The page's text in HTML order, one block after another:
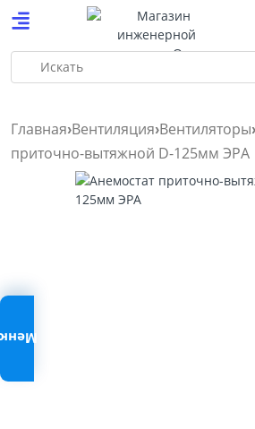
Искать
Главная Вентиляция Вентиляторы
приточно-вытяжной D-125мм ЭРА